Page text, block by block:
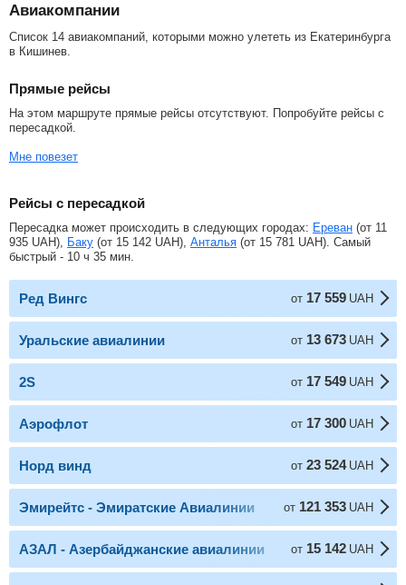
Авиакомпании
Список 14 авиакомпаний, которыми можно улететь из Екатеринбурга
в Кишинев.
Прямые рейсы
На этом маршруте прямые рейсы отсутствуют. Попробуйте рейсы с
пересадкой.
Мне повезет
Рейсы с пересадкой
Пересадка может происходить в следующих городах: Ереван (от 11
935 UAH), Баку (от 15 142 UAH), Анталья (от 15 781 UAH). Самый
быстрый - 10 ч 35 мин.
Ред Вингс от 17 559 UAH
Уральские авиалинии от 13 673 UAH
2S от 17 549 UAH
Аэрофлот от 17 300 UAH
Норд винд от 23 524 UAH
Эмирейтс - Эмиратские Авиалинии от 121 353 UAH
АЗАЛ - Азербайджанские авиалинии от 15 142 UAH